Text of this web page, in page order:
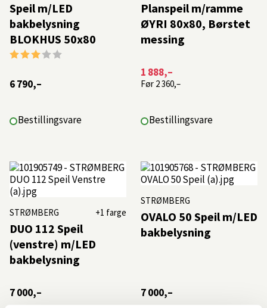
Speil m/LED
bakbelysning
BLOKHUS 50x80
Karakter:
6 790,–
Bestillingsvare
Planspeil m/ramme
ØYRI 80x80, Børstet
messing
1 888,–
Før 2 360,–
Bestillingsvare
DUO 112 Speil
(venstre) m/LED
bakbelysning
STRØMBERG +1 farge
7 000,–
OVALO 50 Speil m/LED
bakbelysning
STRØMBERG
7 000,–